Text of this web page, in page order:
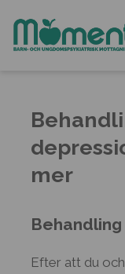
mer
Efter att du